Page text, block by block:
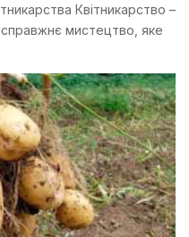
Квітникарство –
мистецтво, яке